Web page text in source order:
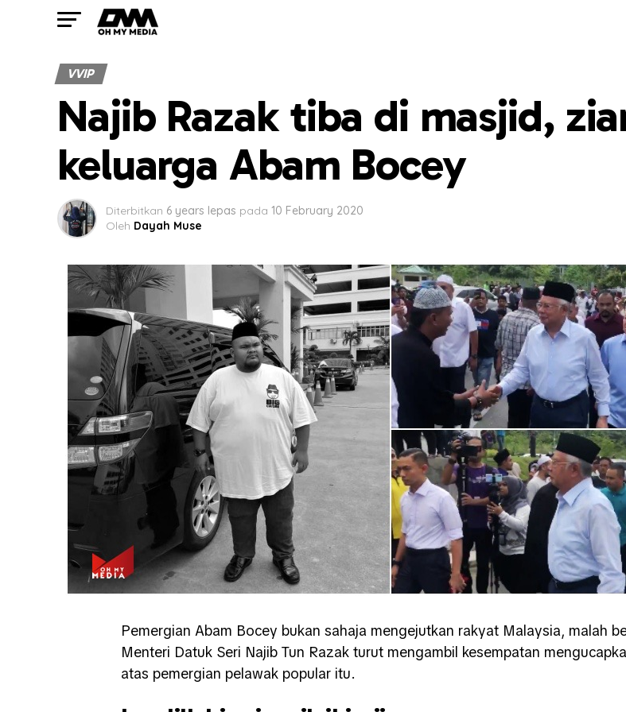
VVIP
Najib Razak tiba di masjid,
keluarga Abam Bocey
Diterbitkan 6 years lepas pada 10 February 2020
Oleh Dayah Muse
Pemergian Abam Bocey bukan sahaja mengejutkan rakyat Malaysia, malah
Menteri Datuk Seri Najib Tun Razak turut mengambil kesempatan
atas pemergian pelawak popular itu.